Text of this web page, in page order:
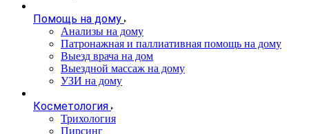
Помощь на дому
Анализы на дому
Патронажная и паллиативная помощь на дому
Выезд врача на дом
Выездной массаж на дому
УЗИ на дому
Косметология
Трихология
Пирсинг